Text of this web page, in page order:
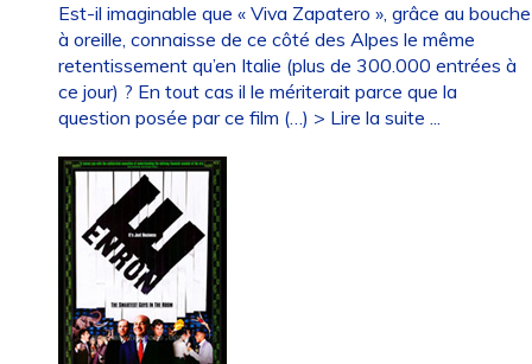
Est-il imaginable que « Viva Zapatero », grâce au bouche
à oreille, connaisse de ce côté des Alpes le même
retentissement qu’en Italie (plus de 300.000 entrées à
ce jour) ? En tout cas il le mériterait parce que la
question posée par ce film (…) > Lire la suite ...